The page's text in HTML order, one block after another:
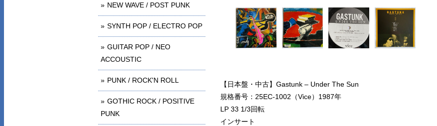
【日本盤・中古】Gastunk – Under The Sun
規格番号：25EC-1002（Vice）1987年
LP 33 1/3回転
インサート
NEW WAVE / POST PUNK
SYNTH POP / ELECTRO POP
GUITAR POP / NEO
ACCOUSTIC
PUNK / ROCK'N ROLL
GOTHIC ROCK / POSITIVE
PUNK